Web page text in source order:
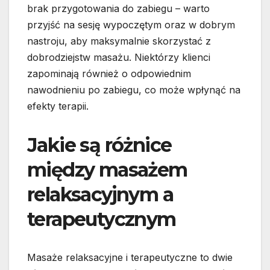
brak przygotowania do zabiegu – warto
przyjść na sesję wypoczętym oraz w dobrym
nastroju, aby maksymalnie skorzystać z
dobrodziejstw masażu. Niektórzy klienci
zapominają również o odpowiednim
nawodnieniu po zabiegu, co może wpłynąć na
efekty terapii.
Jakie są różnice
między masażem
relaksacyjnym a
terapeutycznym
Masaże relaksacyjne i terapeutyczne to dwie